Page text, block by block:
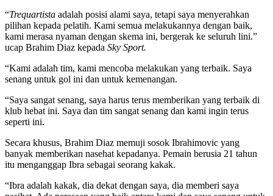
“Trequartista adalah posisi alami saya, tetapi saya menyerahkan
pilihan kepada pelatih. Kami semua melakukannya dengan baik,
kami merasa nyaman dengan skema ini, bergerak ke seluruh lini.”
ucap Brahim Diaz kepada Sky Sport.
“Kami adalah tim, kami mencoba melakukan yang terbaik. Saya
senang untuk gol ini dan untuk kemenangan.
“Saya sangat senang, saya harus terus memberikan yang terbaik di
klub hebat ini. Saya dan tim sangat senang dan kami ingin terus
seperti ini.
Secara khusus, Brahim Diaz memuji sosok Ibrahimovic yang
banyak memberikan nasehat kepadanya. Pemain berusia 21 tahun
itu menganggap Ibra sebagai seorang kakak.
“Ibra adalah kakak, dia dekat dengan saya, dia memberi saya